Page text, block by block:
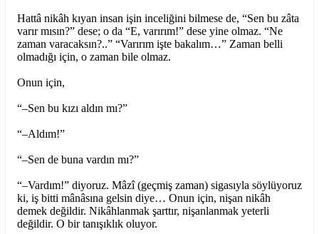
Hattâ nikâh kıyan insan işin inceliğini bilmese de, “Sen bu zâta
varır mısın?” dese; o da “E, varırım!” dese yine olmaz. “Ne
zaman varacaksın?..” “Varırım işte bakalım…” Zaman belli
olmadığı için, o zaman bile olmaz.
Onun için,
“–Sen bu kızı aldın mı?”
“–Aldım!”
“–Sen de buna vardın mı?”
“–Vardım!” diyoruz. Mâzî (geçmiş zaman) sigasıyla söylüyoruz
ki, iş bitti mânâsına gelsin diye… Onun için, nişan nikâh
demek değildir. Nikâhlanmak şarttır, nişanlanmak yeterli
değildir. O bir tanışıklık oluyor.